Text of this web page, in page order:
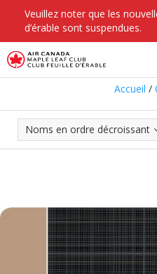
Veuillez noter que les
d’érable sont suspendues.
Accueil /
Noms en ordre décroissant